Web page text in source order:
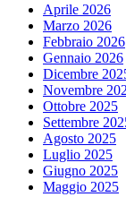
Aprile 2026
Marzo 2026
Febbraio 2026
Gennaio 2026
Dicembre
Novembre
Ottobre 2025
Settembre
Agosto 2025
Luglio 2025
Giugno 2025
Maggio 2025